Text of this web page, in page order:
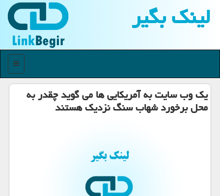
لینك بگیر
منو
یك وب سایت به آمریكایی ها می گوید چقدر به
محل برخورد شهاب سنگ نزدیك هستند